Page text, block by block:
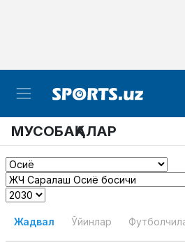
МУСОБАҚАЛАР
Жадвал Ўйинлар